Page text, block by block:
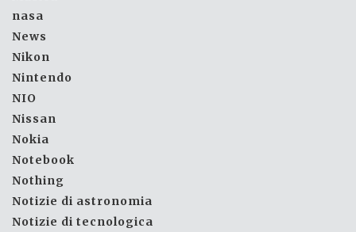
nasa
News
Nikon
Nintendo
NIO
Nissan
Nokia
Notebook
Nothing
Notizie di astronomia
Notizie di tecnologica